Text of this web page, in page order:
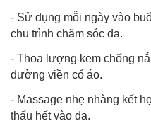
- Sử dụng mỗi ngày vào
chu trình chăm sóc da.
- Thoa lượng kem chống
đường viền cổ áo.
- Massage nhẹ nhàng kết
thấu hết vào da.